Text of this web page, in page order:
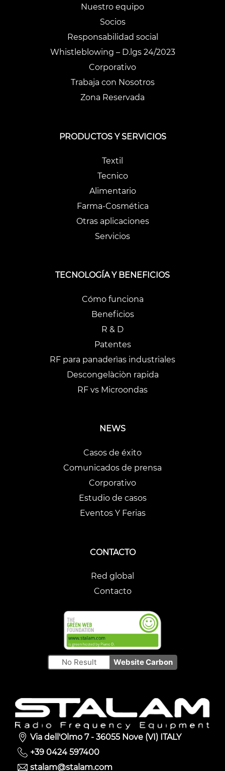
Nuestro equipo
Socios
Responsabilidad social
Whistleblowing – D.lgs 24/2023
Corporativo
Trabaja con Nosotros
Zona Reservada
PRODUCTOS Y SERVICIOS
Textil
Tecnico
Alimentario
Farma-Cosmética
Otras aplicaciones
Servicios
TECNOLOGÍA Y BENEFICIOS
Cómo funciona
Beneficios
R & D
Patentes
RF para panaderìas industriales
Descongelàciòn rapida
RF vs Microondas
NEWS
Casos de éxito
Comunicados de prensa
Corporativo
Estudio de casos
Eventos Y Ferias
CONTACTO
Red global
Contacto
No Result Website Carbon
Via dell'Olmo 7 - 36055 Nove (VI) ITALY
+39 0424 597400
stalam@stalam.com